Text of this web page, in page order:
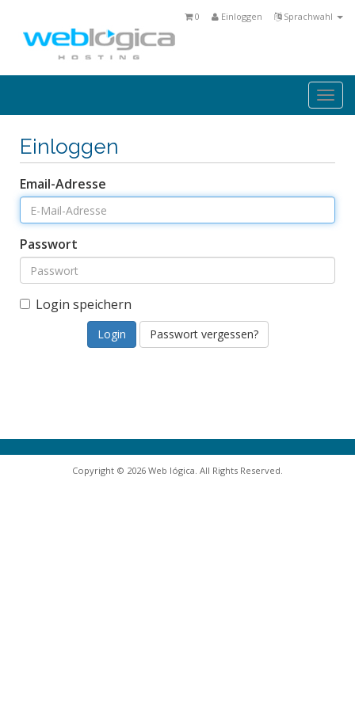
Sprachwahl
Einloggen
0
Einloggen
Email-Adresse
Passwort
Login speichern
Passwort vergessen?
Copyright © 2026 Web lógica. All Rights Reserved.